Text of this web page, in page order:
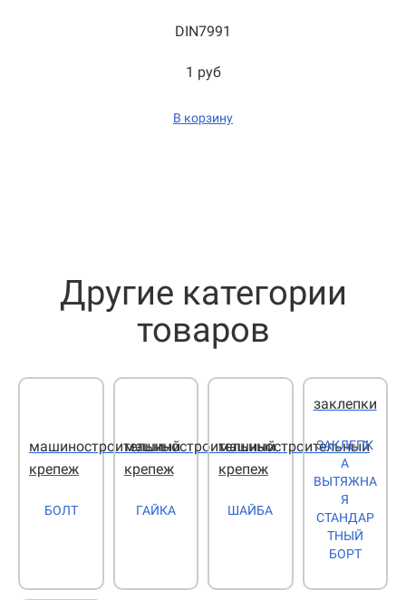
DIN7991
1 руб
В корзину
Другие категории
товаров
машиностроительный
крепеж
БОЛТ
машиностроительный
крепеж
ГАЙКА
машиностроительный
крепеж
ШАЙБА
заклепки
ЗАКЛЕПК
А
ВЫТЯЖНА
Я
СТАНДАР
ТНЫЙ
БОРТ